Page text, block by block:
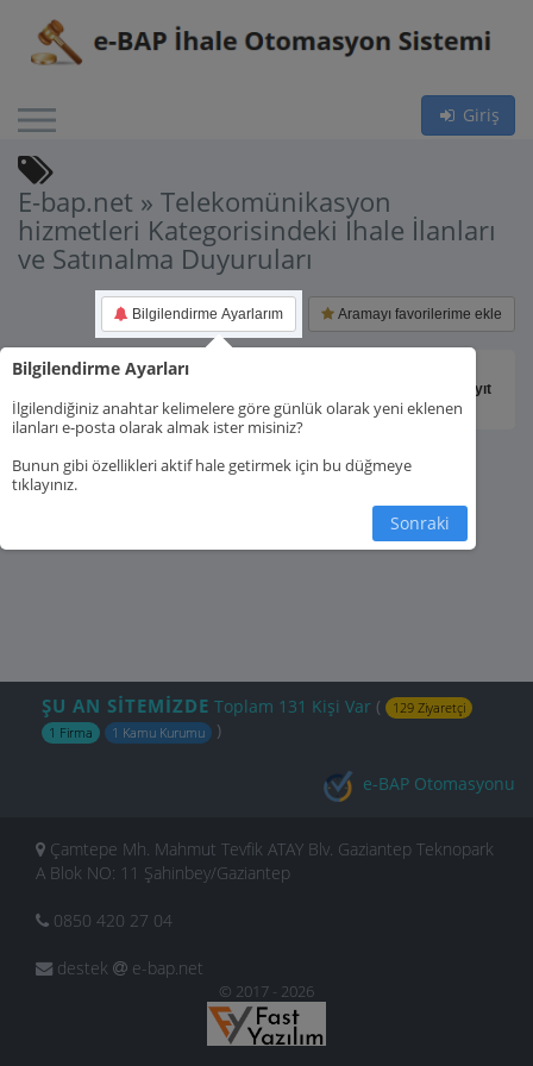
Giriş
E-bap.net » Telekomünikasyon
hizmetleri Kategorisindeki İhale İlanları
ve Satınalma Duyuruları
Aramayı favorilerime ekle
Bilgilendirme Ayarlarım
Toplam 0 kayıt
ŞU AN SİTEMİZDE Toplam 131 Kişi Var (
129 Ziyaretçi
1 Firma
1 Kamu Kurumu )
e-BAP Otomasyonu
Çamtepe Mh. Mahmut Tevfik ATAY Blv. Gaziantep Teknopark
A Blok NO: 11 Şahinbey/Gaziantep
0850 420 27 04
destek e-bap.net
© 2017 - 2026
Bilgilendirme Ayarları
İlgilendiğiniz anahtar kelimelere göre günlük olarak yeni eklenen
ilanları e-posta olarak almak ister misiniz?
Bunun gibi özellikleri aktif hale getirmek için bu düğmeye
tıklayınız.
Sonraki